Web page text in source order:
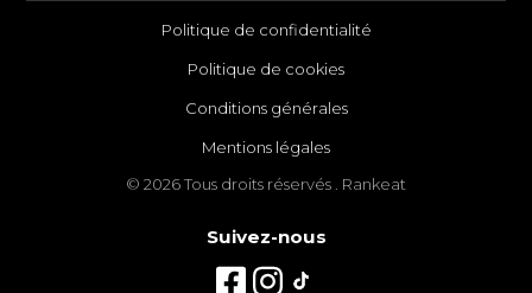
Politique de confidentialité
Politique de cookies
Conditions générales
Mentions légales
© 2026 Tous droits réservés . Rankeat
Suivez-nous